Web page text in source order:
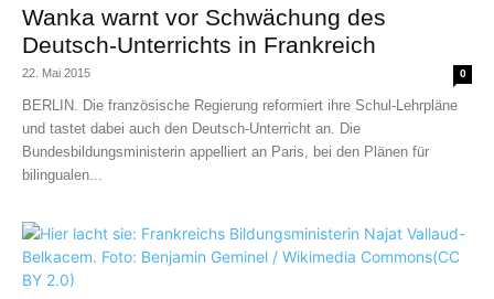
Wanka warnt vor Schwächung des
Deutsch-Unterrichts in Frankreich
22. Mai 2015 0
BERLIN. Die französische Regierung reformiert ihre Schul-Lehrpläne
und tastet dabei auch den Deutsch-Unterricht an. Die
Bundesbildungsministerin appelliert an Paris, bei den Plänen für
bilingualen...